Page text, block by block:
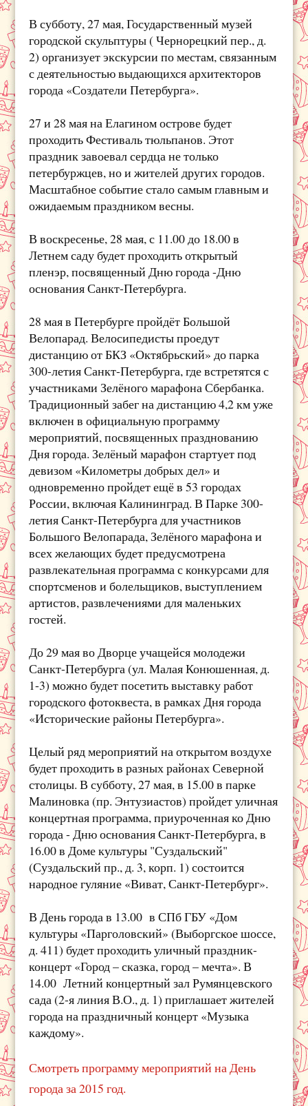
В субботу, 27 мая, Государственный музей
городской скульптуры ( Чернорецкий пер., д.
2) организует экскурсии по местам, связанным
с деятельностью выдающихся архитекторов
города «Создатели Петербурга».
27 и 28 мая на Елагином острове будет
проходить Фестиваль тюльпанов. Этот
праздник завоевал сердца не только
петербуржцев, но и жителей других городов.
Масштабное событие стало самым главным и
ожидаемым праздником весны.
В воскресенье, 28 мая, с 11.00 до 18.00 в
Летнем саду будет проходить открытый
пленэр, посвященный Дню города -Дню
основания Санкт-Петербурга.
28 мая в Петербурге пройдёт Большой
Велопарад. Велосипедисты проедут
дистанцию от БКЗ «Октябрьский» до парка
300-летия Санкт-Петербурга, где встретятся с
участниками Зелёного марафона Сбербанка.
Традиционный забег на дистанцию 4,2 км уже
включен в официальную программу
мероприятий, посвященных празднованию
Дня города. Зелёный марафон стартует под
девизом «Километры добрых дел» и
одновременно пройдет ещё в 53 городах
России, включая Калининград. В Парке 300-
летия Санкт-Петербурга для участников
Большого Велопарада, Зелёного марафона и
всех желающих будет предусмотрена
развлекательная программа с конкурсами для
спортсменов и болельщиков, выступлением
артистов, развлечениями для маленьких
гостей.
До 29 мая во Дворце учащейся молодежи
Санкт-Петербурга (ул. Малая Конюшенная, д.
1-3) можно будет посетить выставку работ
городского фотоквеста, в рамках Дня города
«Исторические районы Петербурга».
Целый ряд мероприятий на открытом воздухе
будет проходить в разных районах Северной
столицы. В субботу, 27 мая, в 15.00 в парке
Малиновка (пр. Энтузиастов) пройдет уличная
концертная программа, приуроченная ко Дню
города - Дню основания Санкт-Петербурга, в
16.00 в Доме культуры "Суздальский"
(Суздальский пр., д. 3, корп. 1) состоится
народное гуляние «Виват, Санкт-Петербург».
В День города в 13.00 в СПб ГБУ «Дом
культуры «Парголовский» (Выборгское шоссе,
д. 411) будет проходить уличный праздник-
концерт «Город – сказка, город – мечта». В
14.00 Летний концертный зал Румянцевского
сада (2-я линия В.О., д. 1) приглашает жителей
города на праздничный концерт «Музыка
каждому».
Смотреть программу мероприятий на День
города за 2015 год.